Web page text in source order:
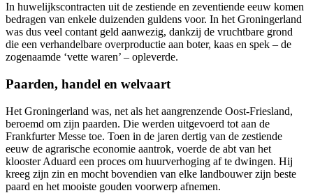
In huwelijkscontracten uit de zestiende en zeventiende eeuw komen
bedragen van enkele duizenden guldens voor. In het Groningerland
was dus veel contant geld aanwezig, dankzij de vruchtbare grond
die een verhandelbare overproductie aan boter, kaas en spek – de
zogenaamde ‘vette waren’ – opleverde.
Paarden, handel en welvaart
Het Groningerland was, net als het aangrenzende Oost-Friesland,
beroemd om zijn paarden. Die werden uitgevoerd tot aan de
Frankfurter Messe toe. Toen in de jaren dertig van de zestiende
eeuw de agrarische economie aantrok, voerde de abt van het
klooster Aduard een proces om huurverhoging af te dwingen. Hij
kreeg zijn zin en mocht bovendien van elke landbouwer zijn beste
paard en het mooiste gouden voorwerp afnemen.